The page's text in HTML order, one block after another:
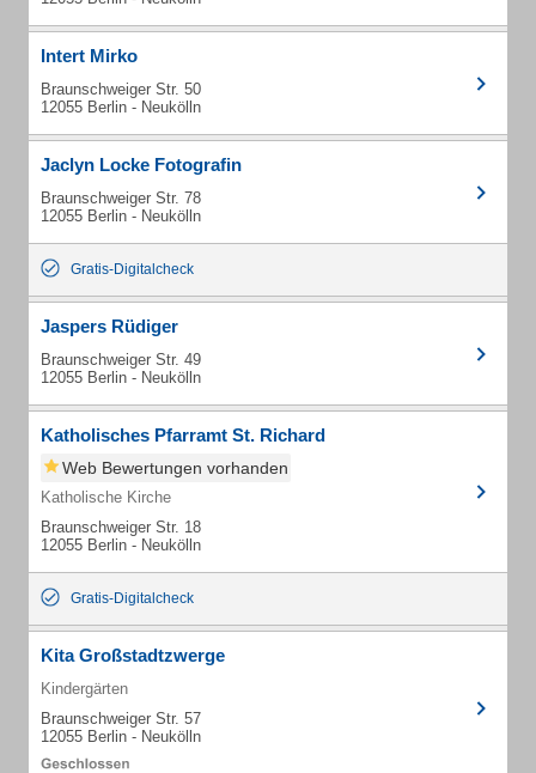
Intert Mirko
Braunschweiger Str. 50
12055 Berlin - Neukölln
Jaclyn Locke Fotografin
Braunschweiger Str. 78
12055 Berlin - Neukölln
Gratis-Digitalcheck
Jaspers Rüdiger
Braunschweiger Str. 49
12055 Berlin - Neukölln
Katholisches Pfarramt St. Richard
Web Bewertungen vorhanden
Katholische Kirche
Braunschweiger Str. 18
12055 Berlin - Neukölln
Gratis-Digitalcheck
Kita Großstadtzwerge
Kindergärten
Braunschweiger Str. 57
12055 Berlin - Neukölln